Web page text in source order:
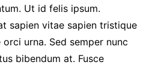
Ut id felis ipsum.
sapien vitae sapien tristique
urna. Sed semper nunc
bibendum at. Fusce